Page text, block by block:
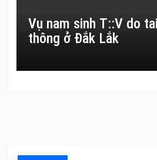
Vụ nam sinh T::V do
thông ở Đắk Lắk